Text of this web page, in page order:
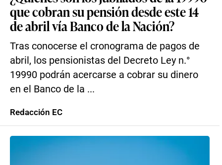
que cobran su pensión desde este 14
de abril vía Banco de la Nación?
Tras conocerse el cronograma de pagos de
abril, los pensionistas del Decreto Ley n.°
19990 podrán acercarse a cobrar su dinero
en el Banco de la ...
Redacción EC